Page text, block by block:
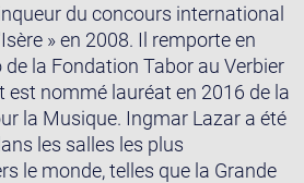
du concours international
» en 2008. Il remporte en
la Fondation Tabor au Verbier
est nommé lauréat en 2016 de la
la Musique. Ingmar Lazar a été
les salles les plus
le monde, telles que la Grande